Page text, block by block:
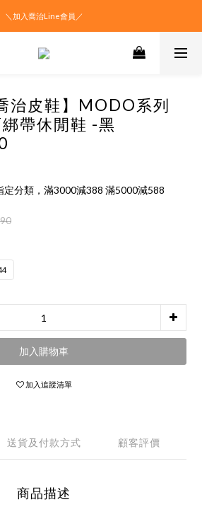
＼加入喬治Line會員／
治皮鞋】MODO系列
帶休閒鞋 -黑
定分類，滿3000減388 滿5000減588
加入購物車
加入追蹤清單
送貨及付款方式 顧客評價
商品描述